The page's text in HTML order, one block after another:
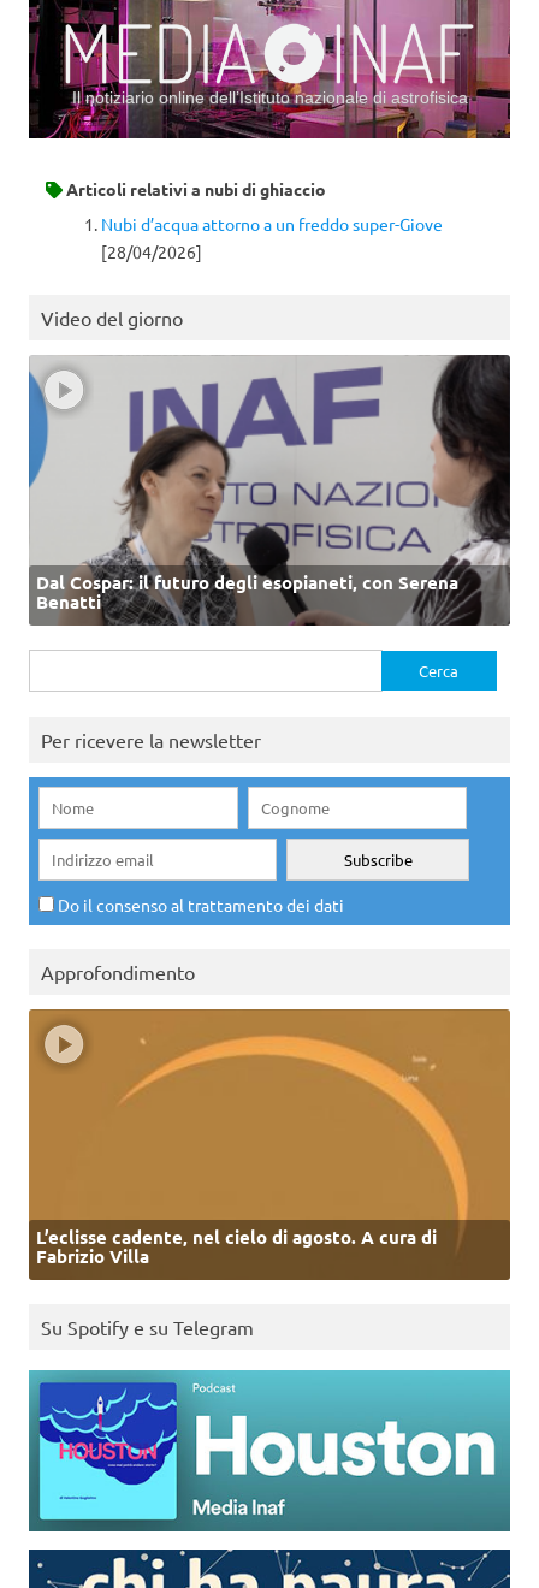
Il notiziario online dell’Istituto nazionale di astrofisica
Articoli relativi a nubi di ghiaccio
Nubi d’acqua attorno a un freddo super-Giove
[28/04/2026]
Video del giorno
Dal Cospar: il futuro degli esopianeti, con Serena
Benatti
per:
Per ricevere la newsletter
Do il consenso al trattamento dei dati
Approfondimento
L’eclisse cadente, nel cielo di agosto. A cura di
Fabrizio Villa
Su Spotify e su Telegram